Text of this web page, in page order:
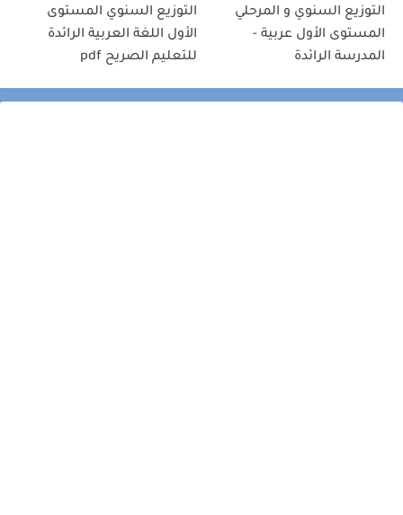
التوزيع السنوي و المرحلي
المستوى الأول عربية -
المدرسة الرائدة
التوزيع السنوي المستوى
الأول اللغة العربية الرائدة
للتعليم الصريح pdf